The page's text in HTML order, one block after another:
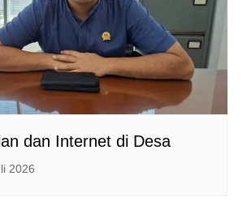
dan Internet di Desa
2026